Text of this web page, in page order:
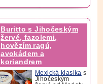
Buritto s Jihočeským
žervé, fazolemi,
hovězím ragú,
avokádem a
koriandrem
Mexická klasika s
Jihočeským